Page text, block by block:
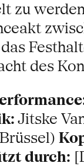
zu
des
Jitske
durch: